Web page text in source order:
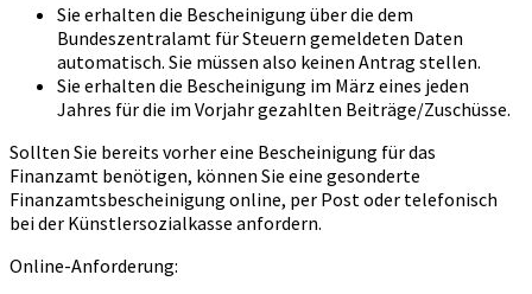
Sie erhalten die Bescheinigung über die dem
Bundeszentralamt für Steuern gemeldeten Daten
automatisch. Sie müssen also keinen Antrag stellen.
Sie erhalten die Bescheinigung im März eines jeden
Jahres für die im Vorjahr gezahlten Beiträge/Zuschüsse.
Sollten Sie bereits vorher eine Bescheinigung für das
Finanzamt benötigen, können Sie eine gesonderte
Finanzamtsbescheinigung online, per Post oder telefonisch
bei der Künstlersozialkasse anfordern.
Online-Anforderung: